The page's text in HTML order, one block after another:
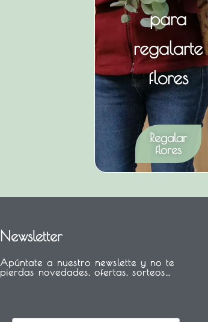
para
regalarte
flores
Regalar
flores
Newsletter
Apúntate a nuestro newslette y no te
pierdas novedades, ofertas, sorteos…